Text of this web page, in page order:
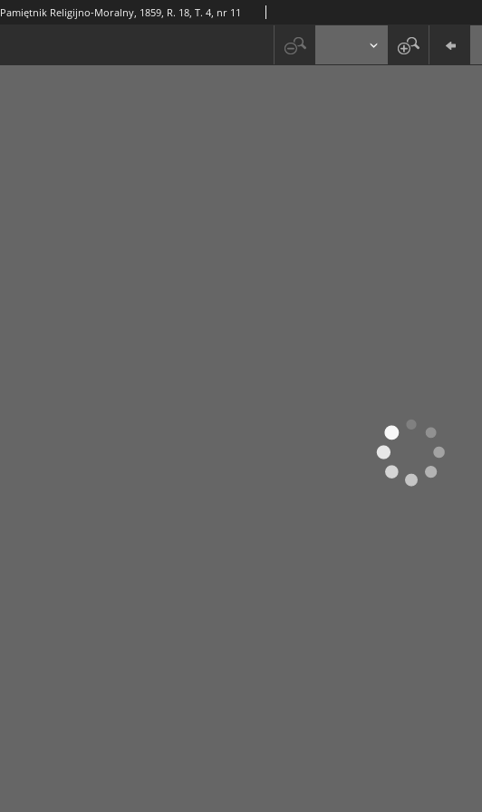
Pamiętnik Religijno-Moralny, 1859, R. 18, T. 4, nr 11